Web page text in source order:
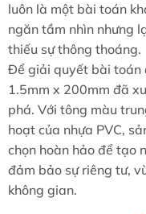
luôn là một bài toán
ngăn tầm nhìn nhưng
thiếu sự thông thoáng.
Để giải quyết bài toán
1.5mm x 200mm đã
phá. Với tông màu
hoạt của nhựa PVC,
chọn hoàn hảo để tạo
đảm bảo sự riêng tư,
không gian.